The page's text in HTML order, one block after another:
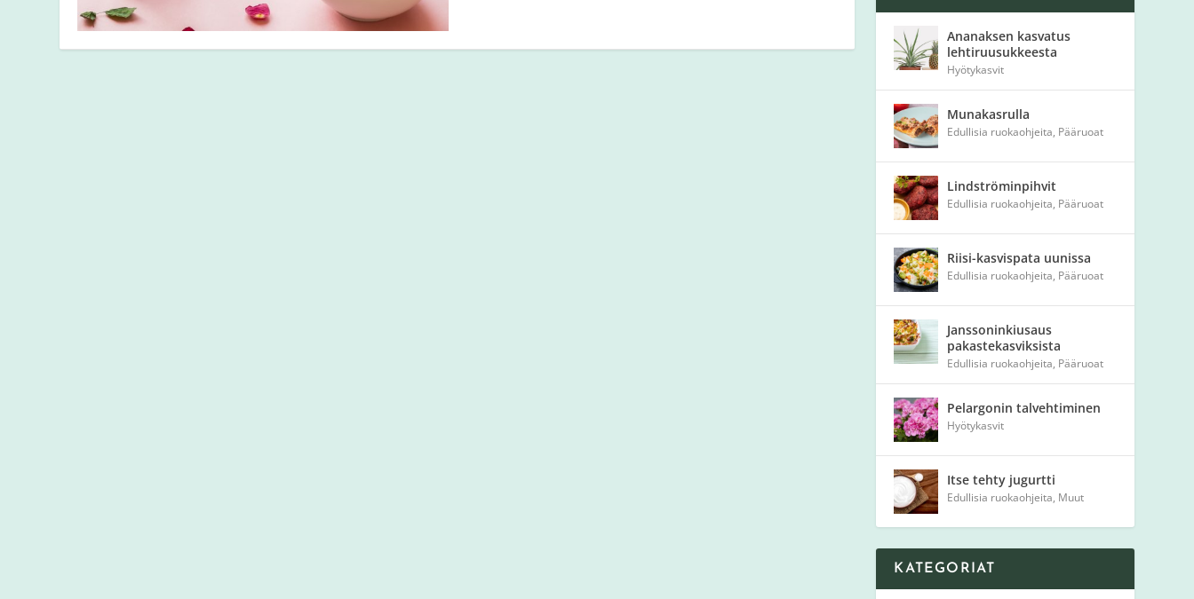
Ananaksen kasvatus
lehtiruusukkeesta
Hyötykasvit
Munakasrulla
Edullisia ruokaohjeita, Pääruoat
Lindströminpihvit
Edullisia ruokaohjeita, Pääruoat
Riisi-kasvispata uunissa
Edullisia ruokaohjeita, Pääruoat
Janssoninkiusaus
pakastekasviksista
Edullisia ruokaohjeita, Pääruoat
Pelargonin talvehtiminen
Hyötykasvit
Itse tehty jugurtti
Edullisia ruokaohjeita, Muut
KATEGORIAT